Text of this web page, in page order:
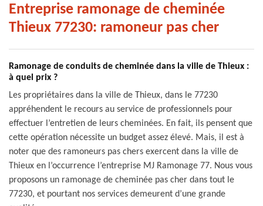
Entreprise ramonage de cheminée
Thieux 77230: ramoneur pas cher
Ramonage de conduits de cheminée dans la ville de Thieux :
à quel prix ?
Les propriétaires dans la ville de Thieux, dans le 77230
appréhendent le recours au service de professionnels pour
effectuer l’entretien de leurs cheminées. En fait, ils pensent que
cette opération nécessite un budget assez élevé. Mais, il est à
noter que des ramoneurs pas chers exercent dans la ville de
Thieux en l’occurrence l’entreprise MJ Ramonage 77. Nous vous
proposons un ramonage de cheminée pas cher dans tout le
77230, et pourtant nos services demeurent d’une grande